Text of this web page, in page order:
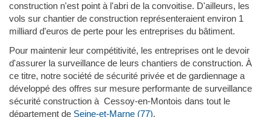
construction n'est point à l'abri de la convoitise. D'ailleurs, les
vols sur chantier de construction représenteraient environ 1
milliard d'euros de perte pour les entreprises du bâtiment.
Pour maintenir leur compétitivité, les entreprises ont le devoir
d'assurer la surveillance de leurs chantiers de construction. À
ce titre, notre société de sécurité privée et de gardiennage a
développé des offres sur mesure performante de surveillance
sécurité construction à Cessoy-en-Montois dans tout le
département de Seine-et-Marne (77).